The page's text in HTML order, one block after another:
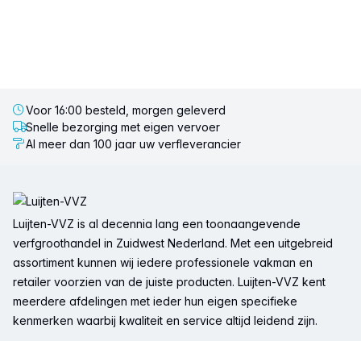
Voor 16:00 besteld, morgen geleverd
Snelle bezorging met eigen vervoer
Al meer dan 100 jaar uw verfleverancier
Luijten-VVZ is al decennia lang een toonaangevende
verfgroothandel in Zuidwest Nederland. Met een uitgebreid
assortiment kunnen wij iedere professionele vakman en
retailer voorzien van de juiste producten. Luijten-VVZ kent
meerdere afdelingen met ieder hun eigen specifieke
kenmerken waarbij kwaliteit en service altijd leidend zijn.